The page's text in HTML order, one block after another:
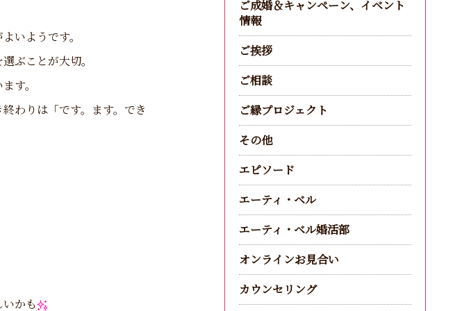
いようです。
ぶことが大切。
す。
わりは「です。ます。でき
かも
ご成婚＆キャンペーン、イベント
情報
ご挨拶
ご相談
ご縁プロジェクト
その他
エピソード
エーティ・ベル
エーティ・ベル婚活部
オンラインお見合い
カウンセリング